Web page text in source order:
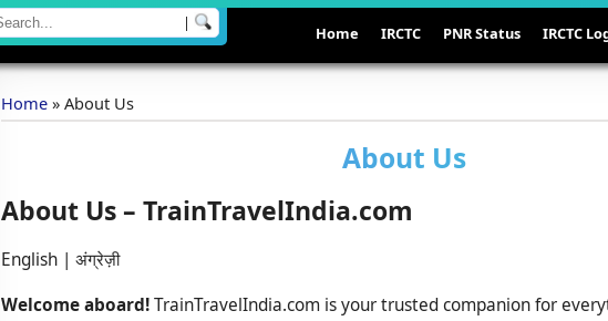
IRCTC
PNR Status
IRCTC
Home
|
Home » About Us
About Us
About Us – TrainTravelIndia.com
English | अंग्रेज़ी
Welcome aboard!TrainTravelIndia.com is your trusted companion for